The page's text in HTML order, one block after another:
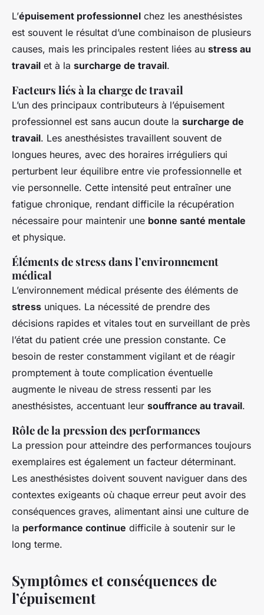
L’épuisement professionnel chez les anesthésistes
est souvent le résultat d’une combinaison de plusieurs
causes, mais les principales restent liées au stress au
travail et à la surcharge de travail.
Facteurs liés à la charge de travail
L’un des principaux contributeurs à l’épuisement
professionnel est sans aucun doute la surcharge de
travail. Les anesthésistes travaillent souvent de
longues heures, avec des horaires irréguliers qui
perturbent leur équilibre entre vie professionnelle et
vie personnelle. Cette intensité peut entraîner une
fatigue chronique, rendant difficile la récupération
nécessaire pour maintenir une bonne santé mentale
et physique.
Éléments de stress dans l’environnement
médical
L’environnement médical présente des éléments de
stress uniques. La nécessité de prendre des
décisions rapides et vitales tout en surveillant de près
l’état du patient crée une pression constante. Ce
besoin de rester constamment vigilant et de réagir
promptement à toute complication éventuelle
augmente le niveau de stress ressenti par les
anesthésistes, accentuant leur souffrance au travail.
Rôle de la pression des performances
La pression pour atteindre des performances toujours
exemplaires est également un facteur déterminant.
Les anesthésistes doivent souvent naviguer dans des
contextes exigeants où chaque erreur peut avoir des
conséquences graves, alimentant ainsi une culture de
la performance continue difficile à soutenir sur le
long terme.
Symptômes et conséquences de
l’épuisement